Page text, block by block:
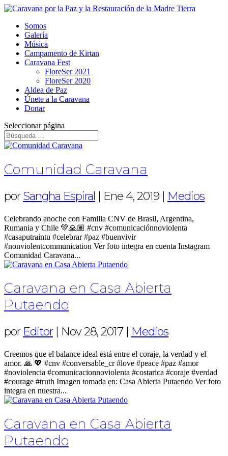
Somos
Galería
Música
Campamento de Kirtan
Caravana Fest
FloreSer 2021
FloreSer 2020
Aldea de Paz
Únete a la Caravana
Donar
Seleccionar página
Comunidad Caravana
porSangha Espiral | Ene 4, 2019 | Medios
Celebrando anoche con Familia CNV de Brasil, Argentina,
Rumania y Chile 💚🙏🏽 #cnv #comunicaciónnoviolenta
#casaputraintu #celebrar #paz #buenvivir
#nonviolentcommunication Ver foto integra en cuenta Instagram
Comunidad Caravana...
Caravana en Casa Abierta
Putaendo
por Editor| Nov 28, 2017 Medios
Creemos que el balance ideal está entre el coraje, la verdad y el
amor. 🙏 💖 #cnv #conversable_cr #love #peace #paz #amor
#noviolencia #comunicacionnoviolenta #costarica #coraje #verdad
#courage #truth Imagen tomada en: Casa Abierta Putaendo Ver foto
integra en nuestra...
Caravana en Casa Abierta
Putaendo